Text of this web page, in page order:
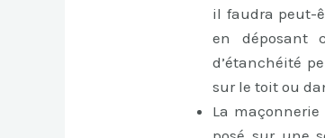
il faudra peut-
en déposant
d’étanchéité
sur le toit ou
La